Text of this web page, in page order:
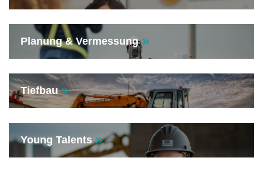
Planung & Vermessung
Tiefbau
Young Talents